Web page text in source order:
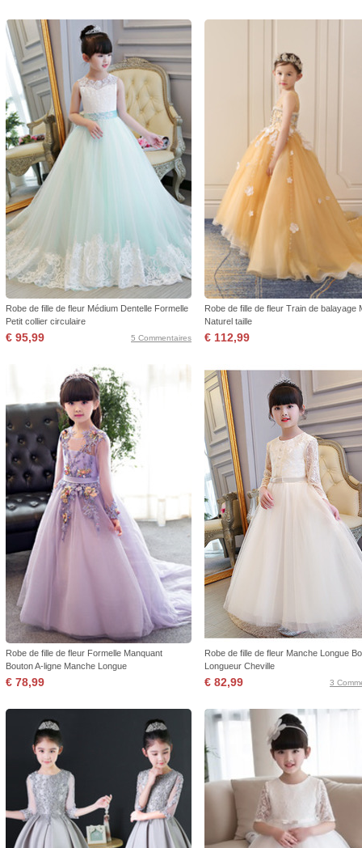
Robe de fille de fleur Médium Dentelle Formelle
Petit collier circulaire
€ 95,99 5 Commentaires
Robe de fille de fleur Train de balayage
Naturel taille
€ 112,99
Robe de fille de fleur Formelle Manquant
Bouton A-ligne Manche Longue
€ 78,99
Robe de fille de fleur Manche Longue
Longueur Cheville
€ 82,99 3